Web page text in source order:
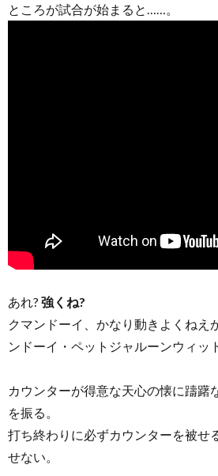
ところが試合が始まると……。
あれ? 強くね?
クマンドーイ、かなり動きよくねえ
ンドーイ・ペットジャルーンウィッ
カウンターが得意な天心の懐に躊躇
を振る。
打ち終わりに必ずカウンターを被せ
せない。